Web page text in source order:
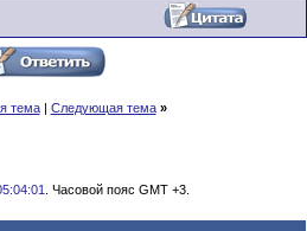
тема| Следующая тема »
. Часовой пояс GMT +3.